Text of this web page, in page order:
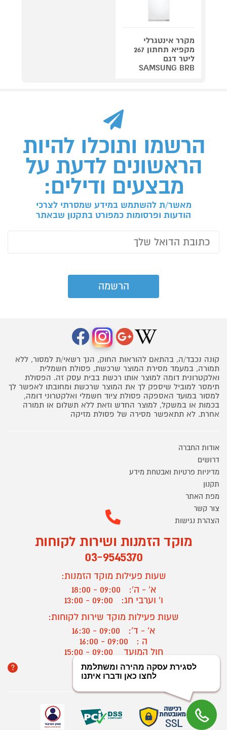
מקרר אינטגרלי
מקפיא תחתון 267
ליטר דגם
SAMSUNG BRB
הרשמו ותוכלו להיות
הראשונים לדעת על
מבצעים ודילים:
מאשר/ת להשתמש במידע שמסרתי לצרכי
הודעות ופרסומות כמפורט בתקנון שבאתר
קונה נכבד/ה, בהתאם להוראות החוק, הנך רשאי/ת למסור, ללא
תמורה, במעמד מסירת המוצר שרכשת, פסולת חשמלית
ואלקטרונית דומה למוצר אותו רכשת בבית עסק זה. הפסולת
תימסר למוביל שיספק לך את המוצר שרכשת ומחובתו לאפשר לך
למסור במועד האספקה פסולת ציוד חשמלי ואלקטרוני דומה,
בכמות או במשקל, למוצר החדש וזאת ללא תשלום או תמורה
אחרת. לא תתאפשר מסירה של פסולת מזיקה
אודות החברה
דרושים
מדיניות פרטיות ואבטחת מידע
תקנון
מפת האתר
צור קשר
הצהרת נגישות
מוקד הזמנות ושירות לקוחות
03-9545370
שעות פעילות מוקד הזמנות:
א' - ה':
09:00 - 18:00
ו' וערבי חג:
09:00 - 13:00
שעות פעילות מוקד שירות לקוחות:
א' - ד':
09:00 - 16:30
ה :
09:00 - 16:00
חול המועד
? יצירת קשר/ביטול הזמנה